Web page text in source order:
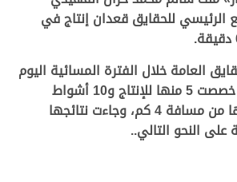
الرئيسي للحقايق قعدان إنتاج في
العامة خلال الفترة المسائية اليوم
على مدار 15 شوطاً، خصصت 5 منها للإنتاج و10 أشواط
مفتوحة، جرت جميعها من مسافة 4 كم، وجاءت نتائجها
على النحو التالي..